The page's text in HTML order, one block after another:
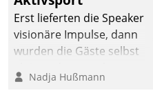
anspruchsvollen
Aufgaben und
abnehmendem
Erst lieferten die Speaker
visionäre Impulse, dann
wurden die Gäste selbst
methodisch
Nadja Hußmann